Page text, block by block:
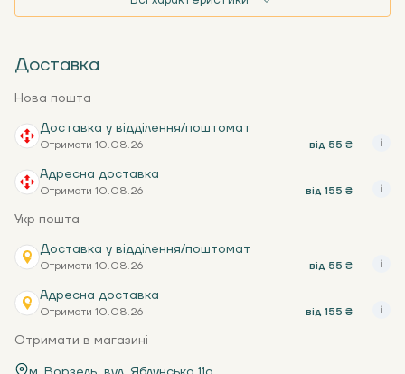
Доставка
Нова пошта
Доставка у відділення/поштомат
Отримати 10.08.26 від 55 ₴
Адресна доставка
Отримати 10.08.26 від 155 ₴
Укр пошта
Доставка у відділення/поштомат
Отримати 10.08.26 від 55 ₴
Адресна доставка
Отримати 10.08.26 від 155 ₴
Отримати в магазині